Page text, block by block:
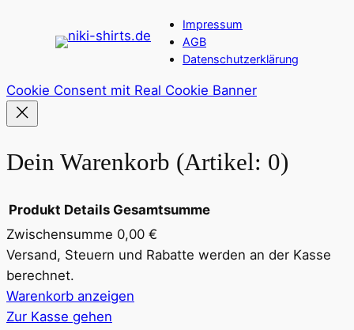
M
g
Impressum
AGB
Datenschutzerklärung
Cookie Consent mit Real Cookie Banner
Dein Warenkorb (Artikel: 0)
Produkte
im
Warenkorb
Produkt Details Gesamtsumme
Zwischensumme 0,00 €
Versand, Steuern und Rabatte werden an der Kasse
berechnet.
Warenkorb anzeigen
Zur Kasse gehen